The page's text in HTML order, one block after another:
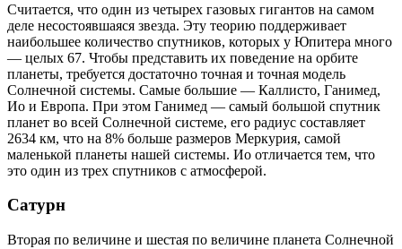
Считается, что один из четырех газовых гигантов на самом
деле несостоявшаяся звезда. Эту теорию поддерживает
наибольшее количество спутников, которых у Юпитера много
— целых 67. Чтобы представить их поведение на орбите
планеты, требуется достаточно точная и точная модель
Солнечной системы. Самые большие — Каллисто, Ганимед,
Ио и Европа. При этом Ганимед — самый большой спутник
планет во всей Солнечной системе, его радиус составляет
2634 км, что на 8% больше размеров Меркурия, самой
маленькой планеты нашей системы. Ио отличается тем, что
это один из трех спутников с атмосферой.
Сатурн
Вторая по величине и шестая по величине планета Солнечной